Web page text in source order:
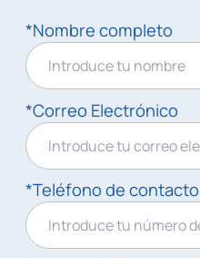
*Nombre completo
*Correo Electrónico
*Teléfono de contacto